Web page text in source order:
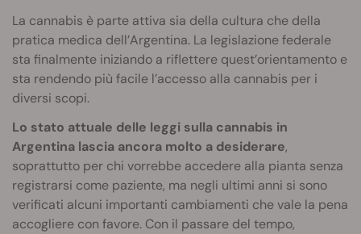
La cannabis è parte attiva sia della cultura che della
pratica medica dell’Argentina. La legislazione federale
sta finalmente iniziando a riflettere quest’orientamento e
sta rendendo più facile l’accesso alla cannabis per i
diversi scopi.
Lo stato attuale delle leggi sulla cannabis in
Argentina lascia ancora molto a desiderare,
soprattutto per chi vorrebbe accedere alla pianta senza
registrarsi come paziente, ma negli ultimi anni si sono
verificati alcuni importanti cambiamenti che vale la pena
accogliere con favore. Con il passare del tempo,